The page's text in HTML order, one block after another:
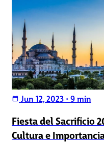
calendar_today Jun 12, 2023 • 9 min
Fiesta del Sacrificio
Cultura e